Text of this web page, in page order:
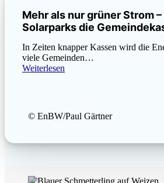
Mehr als nur grüner Strom
Solarparks die
In Zeiten knapper Kassen wird die
viele Gemeinden…
Weiterlesen
© EnBW/Paul Gärtner